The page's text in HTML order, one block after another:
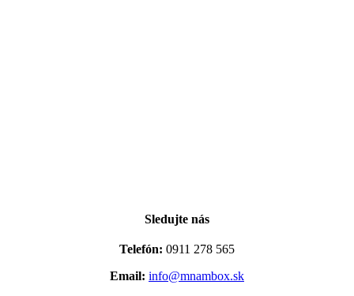
Sledujte nás
Telefón: 0911 278 565
Email: info@mnambox.sk